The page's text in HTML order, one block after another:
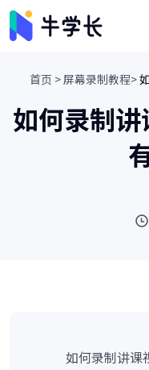
首页 >屏幕录制教程>
如何录制
如何录制讲课